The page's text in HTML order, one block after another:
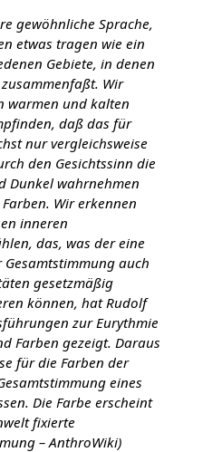
gewöhnliche Sprache,
etwas tragen wie ein
Gebiete, in denen
Wir
warmen und kalten
daß das für
nur vergleichsweise
den Gesichtssinn die
Dunkel wahrnehmen
Wir erkennen
inneren
das, was der eine
Gesamtstimmung auch
gesetzmäßig
können, hat Rudolf
zur Eurythmie
Farben gezeigt. Daraus
für die Farben der
eines
Die Farbe erscheint
fixierte
– AnthroWiki)